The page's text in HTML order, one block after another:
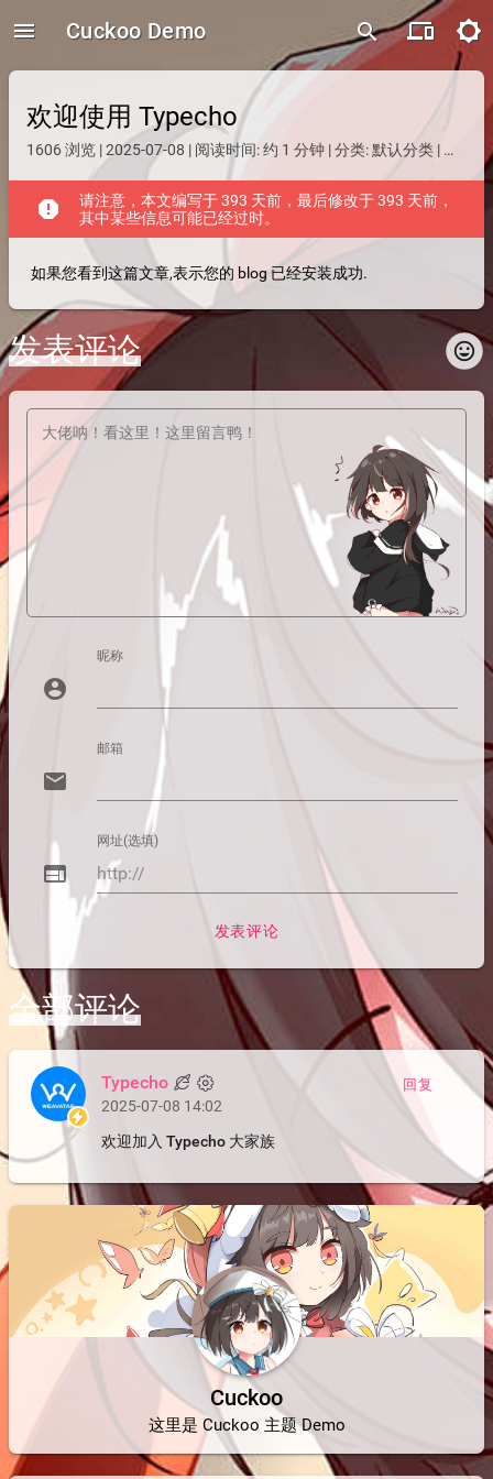
menu Cuckoo Demo search devices brightness_5
欢迎使用 Typecho
1606 浏览 | 2025-07-08 | 阅读时间: 约 1 分钟 | 分类:默认分类 | 标签:
report
请注意，本文编写于 393 天前，最后修改于 393 天前，
其中某些信息可能已经过时。
如果您看到这篇文章,表示您的 blog 已经安装成功.
insert_emoticon
发表评论
account_circle
昵称
email
邮箱
web
网址(选填)
发表评论
全部评论
Typecho
2025-07-08 14:02
回复
欢迎加入 Typecho 大家族
Cuckoo
这里是 Cuckoo 主题 Demo